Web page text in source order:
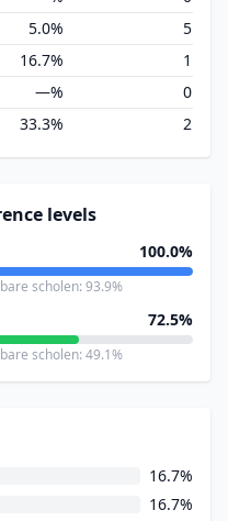
5.0%
5
16.7%
1
—%
0
33.3% 2
levels
100.0%
scholen: 93.9%
72.5%
scholen: 49.1%
16.7%
16.7%